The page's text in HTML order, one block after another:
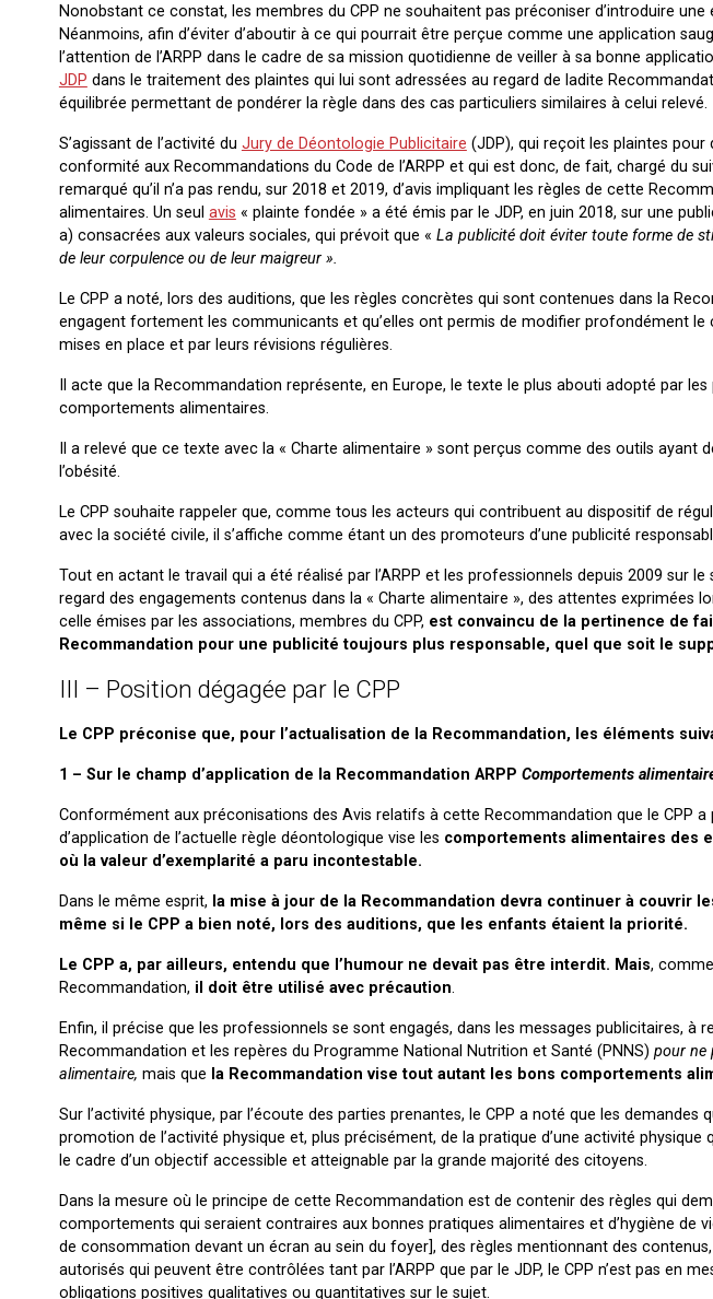
Nonobstant ce constat, les membres du CPP ne souhaitent pas préconiser d’introduire
Néanmoins, afin d’éviter d’aboutir à ce qui pourrait être perçue comme une application
l’attention de l’ARPP dans le cadre de sa mission quotidienne de veiller à sa bonne
JDP dans le traitement des plaintes qui lui sont adressées au regard de ladite
équilibrée permettant de pondérer la règle dans des cas particuliers similaires à celui relevé.
S’agissant de l’activité du Jury de Déontologie Publicitaire (JDP), qui reçoit les plaintes pour
conformité aux Recommandations du Code de l’ARPP et qui est donc, de fait, chargé du
remarqué qu’il n’a pas rendu, sur 2018 et 2019, d’avis impliquant les règles de cette
alimentaires. Un seul avis « plainte fondée » a été émis par le JDP, en juin 2018, sur une
a) consacrées aux valeurs sociales, qui prévoit que « La publicité doit éviter toute forme de
de leur corpulence ou de leur maigreur ».
Le CPP a noté, lors des auditions, que les règles concrètes qui sont contenues dans la
engagent fortement les communicants et qu’elles ont permis de modifier profondément le
mises en place et par leurs révisions régulières.
Il acte que la Recommandation représente, en Europe, le texte le plus abouti adopté par
comportements alimentaires.
Il a relevé que ce texte avec la « Charte alimentaire » sont perçus comme des outils
l’obésité.
Le CPP souhaite rappeler que, comme tous les acteurs qui contribuent au dispositif de
avec la société civile, il s’affiche comme étant un des promoteurs d’une publicité
Tout en actant le travail qui a été réalisé par l’ARPP et les professionnels depuis 2009 sur le
regard des engagements contenus dans la « Charte alimentaire », des attentes exprimées
celle émises par les associations, membres du CPP, est convaincu de la pertinence de
Recommandation pour une publicité toujours plus responsable, quel que soit le
III – Position dégagée par le CPP
Le CPP préconise que, pour l’actualisation de la Recommandation, les éléments
1 – Sur le champ d’application de la Recommandation ARPP Comportements
Conformément aux préconisations des Avis relatifs à cette Recommandation que le CPP a
d’application de l’actuelle règle déontologique vise les comportements alimentaires des
où la valeur d’exemplarité a paru incontestable.
Dans le même esprit, la mise à jour de la Recommandation devra continuer à couvrir
même si le CPP a bien noté, lors des auditions, que les enfants étaient la priorité.
Le CPP a, par ailleurs, entendu que l’humour ne devait pas être interdit. Mais,
Recommandation, il doit être utilisé avec précaution.
Enfin, il précise que les professionnels se sont engagés, dans les messages publicitaires, à
Recommandation et les repères du Programme National Nutrition et Santé (PNNS) pour ne
alimentaire, mais que la Recommandation vise tout autant les bons comportements
Sur l’activité physique, par l’écoute des parties prenantes, le CPP a noté que les
promotion de l’activité physique et, plus précisément, de la pratique d’une activité
le cadre d’un objectif accessible et atteignable par la grande majorité des citoyens.
Dans la mesure où le principe de cette Recommandation est de contenir des règles qui
comportements qui seraient contraires aux bonnes pratiques alimentaires et d’hygiène de
de consommation devant un écran au sein du foyer], des règles mentionnant des
autorisés qui peuvent être contrôlées tant par l’ARPP que par le JDP, le CPP n’est pas en
obligations positives qualitatives ou quantitatives sur le sujet.